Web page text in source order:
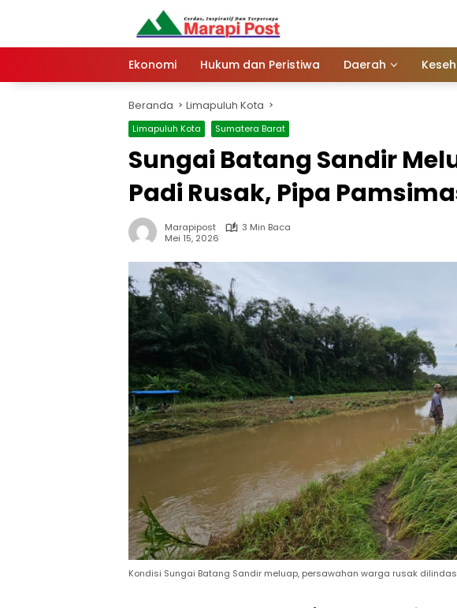
Ekonomi Hukum dan Peristiwa Daerah
Beranda Limapuluh Kota
Limapuluh Kota Sumatera Barat
Sungai Batang Sandir
Padi Rusak, Pipa
Marapipost
3 Min Baca
Mei 15, 2026
Kondisi Sungai Batang Sandir meluap, persawahan warga rusak